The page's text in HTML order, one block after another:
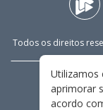
Todos os direitos
Utilizamos
aprimorar
acordo